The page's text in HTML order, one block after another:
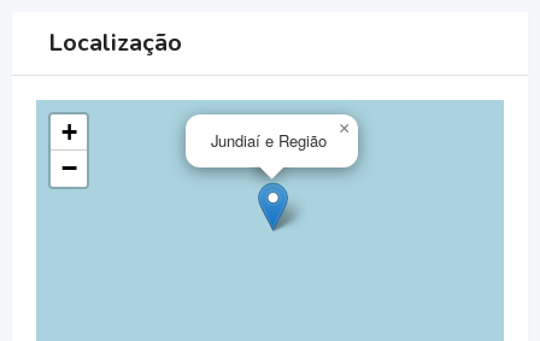
Localização
Jundiaí e Região
×
+
−